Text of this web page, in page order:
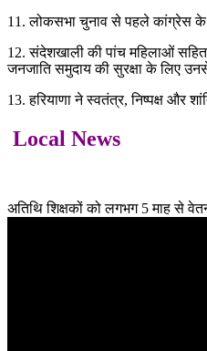
11. लोकसभा चुनाव से पहले कांग्रेस के
12. संदेशखाली की पांच महिलाओं
जनजाति समुदाय की सुरक्षा के लिए
13. हरियाणा ने स्वतंत्र, निष्पक्ष और
Local News
अतिथि शिक्षकों को लगभग 5 माह से